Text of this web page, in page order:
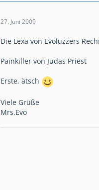
27. Juni 2009
Die Lexa von Evoluzzers
Painkiller von Judas Priest
Erste, ätsch
Viele Grüße
Mrs.Evo